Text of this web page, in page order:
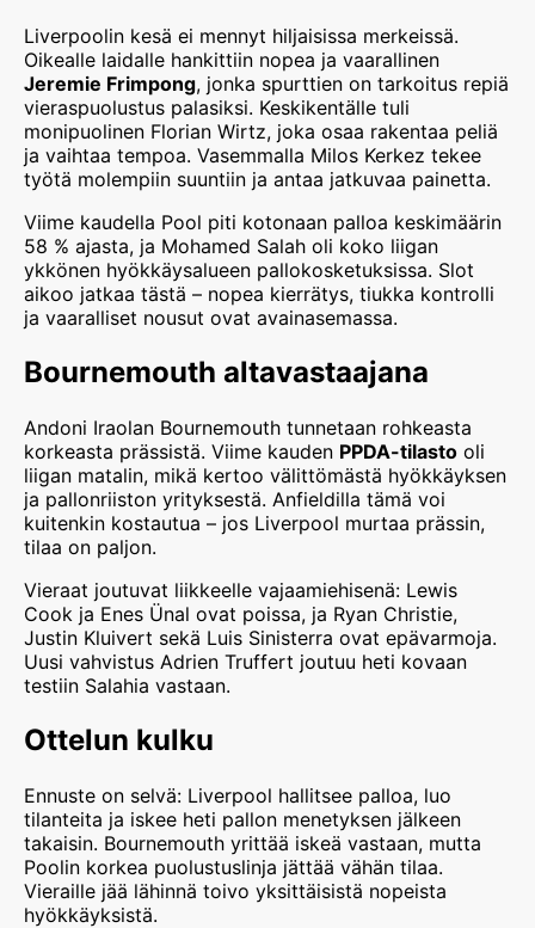
Liverpoolin kesä ei mennyt hiljaisissa merkeissä.
Oikealle laidalle hankittiin nopea ja vaarallinen
Jeremie Frimpong, jonka spurttien on tarkoitus repiä
vieraspuolustus palasiksi. Keskikentälle tuli
monipuolinen Florian Wirtz, joka osaa rakentaa peliä
ja vaihtaa tempoa. Vasemmalla Milos Kerkez tekee
työtä molempiin suuntiin ja antaa jatkuvaa painetta.
Viime kaudella Pool piti kotonaan palloa keskimäärin
58 % ajasta, ja Mohamed Salah oli koko liigan
ykkönen hyökkäysalueen pallokosketuksissa. Slot
aikoo jatkaa tästä – nopea kierrätys, tiukka kontrolli
ja vaaralliset nousut ovat avainasemassa.
Bournemouth altavastaajana
Andoni Iraolan Bournemouth tunnetaan rohkeasta
korkeasta prässistä. Viime kauden PPDA-tilasto oli
liigan matalin, mikä kertoo välittömästä hyökkäyksen
ja pallonriiston yrityksestä. Anfieldilla tämä voi
kuitenkin kostautua – jos Liverpool murtaa prässin,
tilaa on paljon.
Vieraat joutuvat liikkeelle vajaamiehisenä: Lewis
Cook ja Enes Ünal ovat poissa, ja Ryan Christie,
Justin Kluivert sekä Luis Sinisterra ovat epävarmoja.
Uusi vahvistus Adrien Truffert joutuu heti kovaan
testiin Salahia vastaan.
Ottelun kulku
Ennuste on selvä: Liverpool hallitsee palloa, luo
tilanteita ja iskee heti pallon menetyksen jälkeen
takaisin. Bournemouth yrittää iskeä vastaan, mutta
Poolin korkea puolustuslinja jättää vähän tilaa.
Vieraille jää lähinnä toivo yksittäisistä nopeista
hyökkäyksistä.